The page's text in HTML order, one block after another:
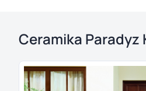
Ceramika Paradyz